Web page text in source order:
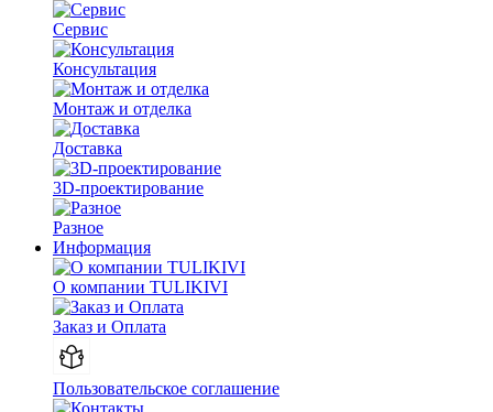
Сервис
Консультация
Монтаж и отделка
Доставка
3D-проектирование
Разное
Информация
О компании TULIKIVI
Заказ и Оплата
Пользовательское соглашение